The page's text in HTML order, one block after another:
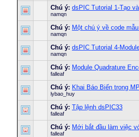
Chú ý: dsPIC Tutorial 1-Tạo
namqn
Chú ý: Một chú ý về code
namqn
Chú ý: dsPIC Tutorial 4-
namqn
Chú ý: Module Quadrature
falleaf
Chú ý: Khai Báo Biến trong
lybao_huy
Chú ý: Tập lệnh dsPIC33
falleaf
Chú ý: Mới bắt đầu làm việc
falleaf